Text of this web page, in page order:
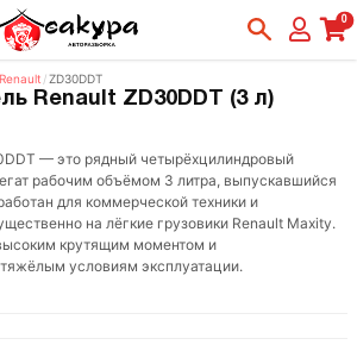
0
Renault /ZD30DDT
Renault ZD30DDT (3 л)
— это рядный четырёхцилиндровый
рабочим объёмом 3 литра, выпускавшийся
для коммерческой техники и
на лёгкие грузовики Renault Maxity.
крутящим моментом и
условиям эксплуатации.